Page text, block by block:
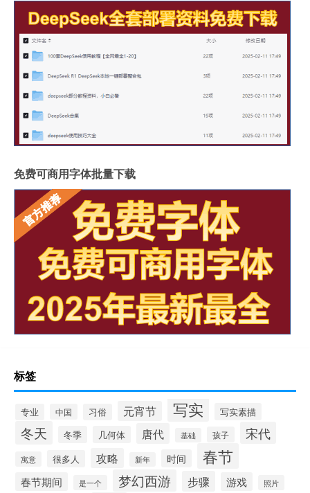
免费可商用字体批量下载
标签
专业 中国 习俗 元宵节 写实 写实素描
冬天 冬季 几何体 唐代 基础 孩子 宋代
寓意 很多人 攻略 新年 时间 春节
春节期间 是一个 梦幻西游 步骤 游戏 照片